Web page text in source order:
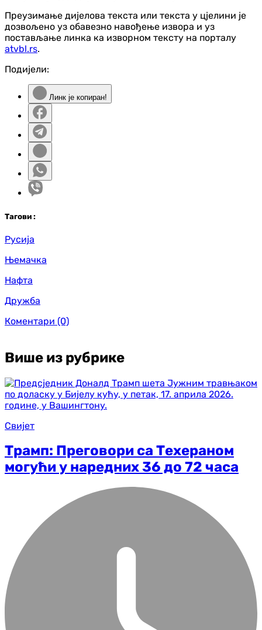
Преузимање дијелова текста или текста у цјелини је
дозвољено уз обавезно навођење извора и уз
постављање линка ка изворном тексту на порталу
atvbl.rs.
Подијели:
Линк је копиран!
Тагови :
Русија
Њемачка
Нафта
Дружба
Коментари (0)
Више из рубрике
Свијет
Трамп: Преговори са Техераном
могући у наредних 36 до 72 часа